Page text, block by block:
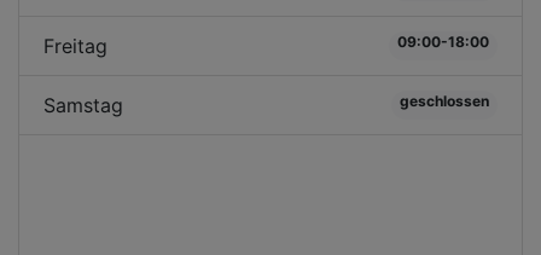
Freitag 09:00-18:00
Samstag geschlossen